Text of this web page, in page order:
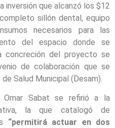
inversión que alcanzó los $12
sillón dental, equipo
necesarios para las
del espacio donde se
concreción del proyecto se
de colaboración que se
Salud Municipal (Desam).
Sabat se refirió a la
la que catalogó de
“permitirá actuar en dos